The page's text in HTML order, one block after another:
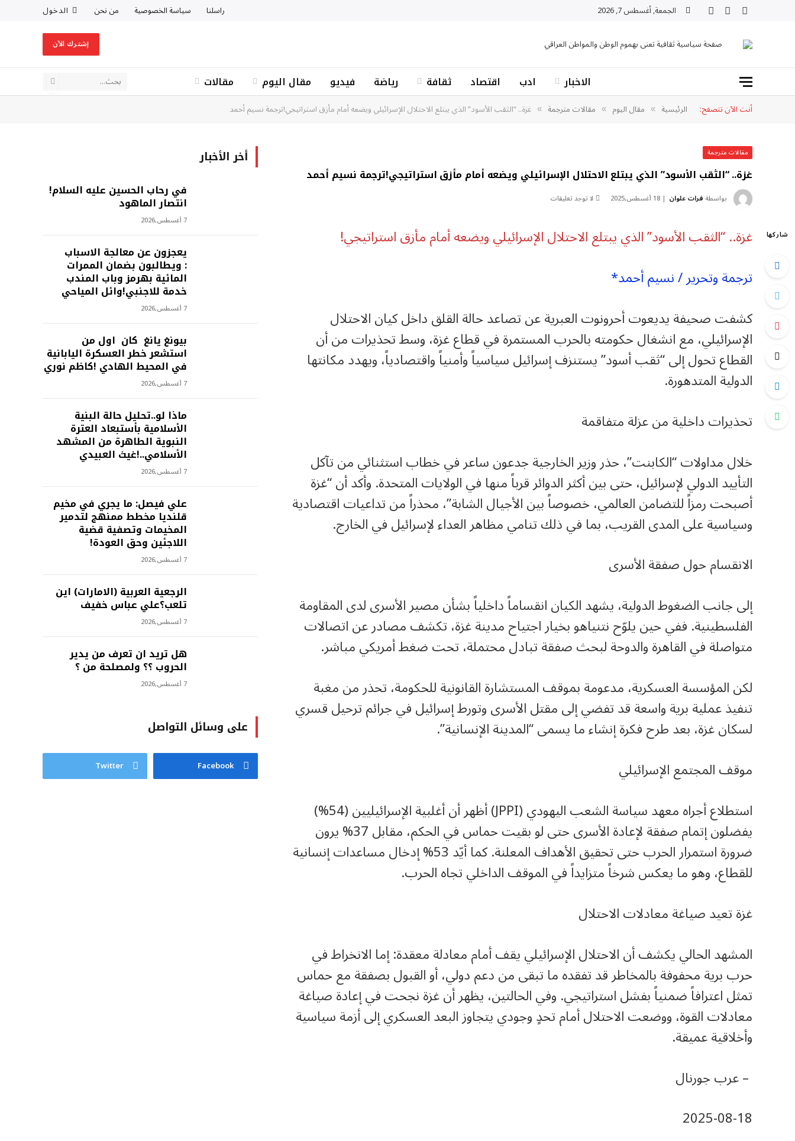
فيسبوك
X
RSS الجمعة, أغسطس 7, 2026 راسلنا سياسة الخصوصية من نحن الدخول
صفحة سياسية ثقافية تعنى بهموم الوطن والمواطن العراقي إشترك الآن
الاخبار ادب اقتصاد ثقافة رياضة فيديو مقال اليوم مقالات
أنت الآن تتصفح: الرئيسية » مقال اليوم » مقالات مترجمة » غزة.. “الثقب الأسود” الذي يبتلع الاحتلال الإسرائيلي ويضعه أمام مأزق استراتيجي!ترجمة نسيم أحمد
مقالات مترجمة
غزة.. “الثقب الأسود” الذي يبتلع الاحتلال الإسرائيلي ويضعه أمام مأزق استراتيجي!ترجمة نسيم أحمد
بواسطة فرات علوان 18 أغسطس,2025 لا توجد تعليقات
شاركها
غزة.. “الثقب الأسود” الذي يبتلع الاحتلال الإسرائيلي ويضعه أمام مأزق استراتيجي!
ترجمة وتحرير / نسيم أحمد*
كشفت صحيفة يديعوت أحرونوت العبرية عن تصاعد حالة القلق داخل كيان الاحتلال
الإسرائيلي، مع انشغال حكومته بالحرب المستمرة في قطاع غزة، وسط تحذيرات من أن
القطاع تحول إلى “ثقب أسود” يستنزف إسرائيل سياسياً وأمنياً واقتصادياً، ويهدد مكانتها
الدولية المتدهورة.
تحذيرات داخلية من عزلة متفاقمة
خلال مداولات “الكابنت”، حذر وزير الخارجية جدعون ساعر في خطاب استثنائي من تآكل
التأييد الدولي لإسرائيل، حتى بين أكثر الدوائر قرباً منها في الولايات المتحدة. وأكد أن “غزة
أصبحت رمزاً للتضامن العالمي، خصوصاً بين الأجيال الشابة”، محذراً من تداعيات اقتصادية
وسياسية على المدى القريب، بما في ذلك تنامي مظاهر العداء لإسرائيل في الخارج.
الانقسام حول صفقة الأسرى
إلى جانب الضغوط الدولية، يشهد الكيان انقساماً داخلياً بشأن مصير الأسرى لدى المقاومة
الفلسطينية. ففي حين يلوّح نتنياهو بخيار اجتياح مدينة غزة، تكشف مصادر عن اتصالات
متواصلة في القاهرة والدوحة لبحث صفقة تبادل محتملة، تحت ضغط أمريكي مباشر.
لكن المؤسسة العسكرية، مدعومة بموقف المستشارة القانونية للحكومة، تحذر من مغبة
تنفيذ عملية برية واسعة قد تفضي إلى مقتل الأسرى وتورط إسرائيل في جرائم ترحيل قسري
لسكان غزة، بعد طرح فكرة إنشاء ما يسمى “المدينة الإنسانية”.
موقف المجتمع الإسرائيلي
استطلاع أجراه معهد سياسة الشعب اليهودي (JPPI) أظهر أن أغلبية الإسرائيليين (54%)
يفضلون إتمام صفقة لإعادة الأسرى حتى لو بقيت حماس في الحكم، مقابل 37% يرون
ضرورة استمرار الحرب حتى تحقيق الأهداف المعلنة. كما أيّد 53% إدخال مساعدات إنسانية
للقطاع، وهو ما يعكس شرخاً متزايداً في الموقف الداخلي تجاه الحرب.
غزة تعيد صياغة معادلات الاحتلال
المشهد الحالي يكشف أن الاحتلال الإسرائيلي يقف أمام معادلة معقدة: إما الانخراط في
حرب برية محفوفة بالمخاطر قد تفقده ما تبقى من دعم دولي، أو القبول بصفقة مع حماس
تمثل اعترافاً ضمنياً بفشل استراتيجي. وفي الحالتين، يظهر أن غزة نجحت في إعادة صياغة
معادلات القوة، ووضعت الاحتلال أمام تحدٍ وجودي يتجاوز البعد العسكري إلى أزمة سياسية
وأخلاقية عميقة.
– عرب جورنال
‎2025-‎08-‎18
أخر الأخبار
في رحاب الحسين عليه السلام!
انتصار الماهود
7 أغسطس,2026
يعجزون عن معالجة الاسباب
: ويطالبون بضمان الممرات
المائية بهرمز وباب المندب
خدمة للاجنبي!وائل المياحي
7 أغسطس,2026
بيونغ يانغ كان اول من
استشعر خطر العسكرة اليابانية
في المحيط الهادي !كاظم نوري
7 أغسطس,2026
ماذا لو..تحليل حالة البنية
الأسلامية بأستبعاد العترة
النبوية الطاهرة من المشهد
الأسلامي..!غيث العبيدي
7 أغسطس,2026
علي فيصل: ما يجري في مخيم
قلنديا مخطط ممنهج لتدمير
المخيمات وتصفية قضية
اللاجئين وحق العودة!
7 أغسطس,2026
الرجعية العربية (الامارات) اين
تلعب؟علي عباس خفيف
7 أغسطس,2026
هل تريد ان تعرف من يدير
الحروب ؟؟ ولمصلحة من ؟
7 أغسطس,2026
على وسائل التواصل
Facebook
Twitter